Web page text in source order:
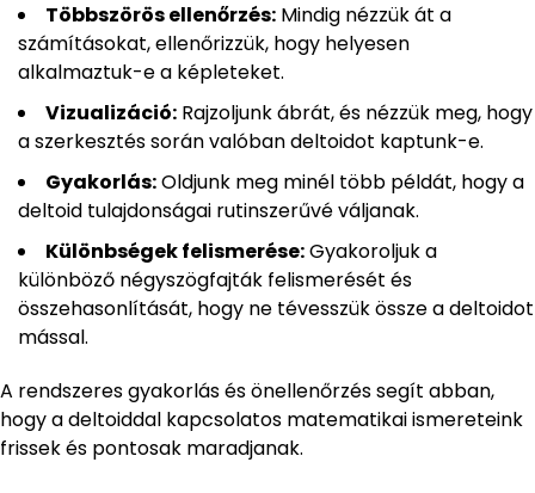
Többszörös ellenőrzés: Mindig nézzük át a
számításokat, ellenőrizzük, hogy helyesen
alkalmaztuk-e a képleteket.
Vizualizáció: Rajzoljunk ábrát, és nézzük meg, hogy
a szerkesztés során valóban deltoidot kaptunk-e.
Gyakorlás:Oldjunk meg minél több példát, hogy a
deltoid tulajdonságai rutinszerűvé váljanak.
Különbségek felismerése:Gyakoroljuk a
különböző négyszögfajták felismerését és
összehasonlítását, hogy ne tévesszük össze a deltoidot
mással.
A rendszeres gyakorlás és önellenőrzés segít abban,
hogy a deltoiddal kapcsolatos matematikai ismereteink
frissek és pontosak maradjanak.